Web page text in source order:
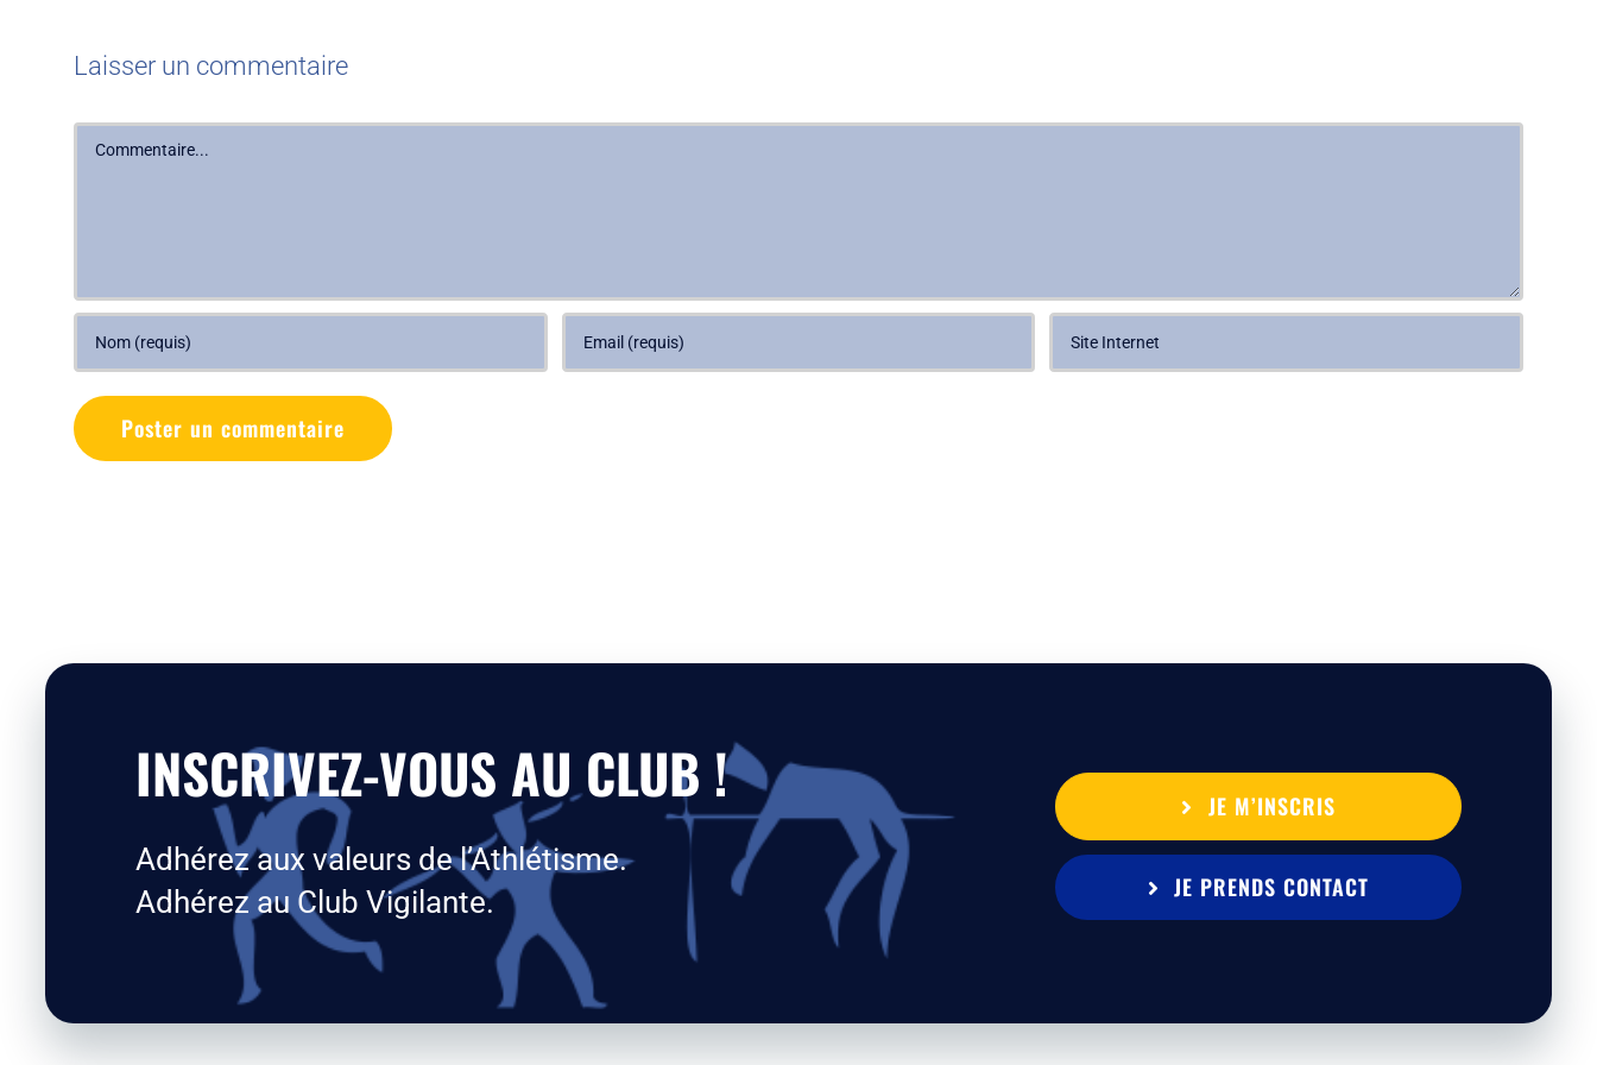
Laisser un commentaire
Commentaire
INSCRIVEZ-VOUS AU CLUB !
Adhérez aux valeurs de l’Athlétisme.
Adhérez au Club Vigilante.
JE M’INSCRIS
JE PRENDS CONTACT